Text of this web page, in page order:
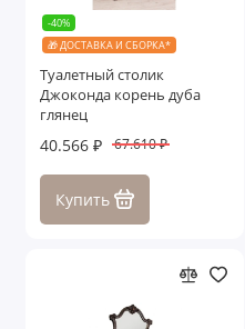
-40%
🎁 ДОСТАВКА И СБОРКА*
Туалетный столик
Джоконда корень дуба
глянец
40.566 ₽ 67.610 ₽
Купить